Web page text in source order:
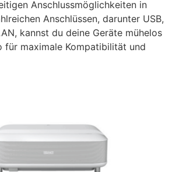
Anschlussmöglichkeiten in
Anschlüssen, darunter USB,
kannst du deine Geräte mühelos
für maximale Kompatibilität und